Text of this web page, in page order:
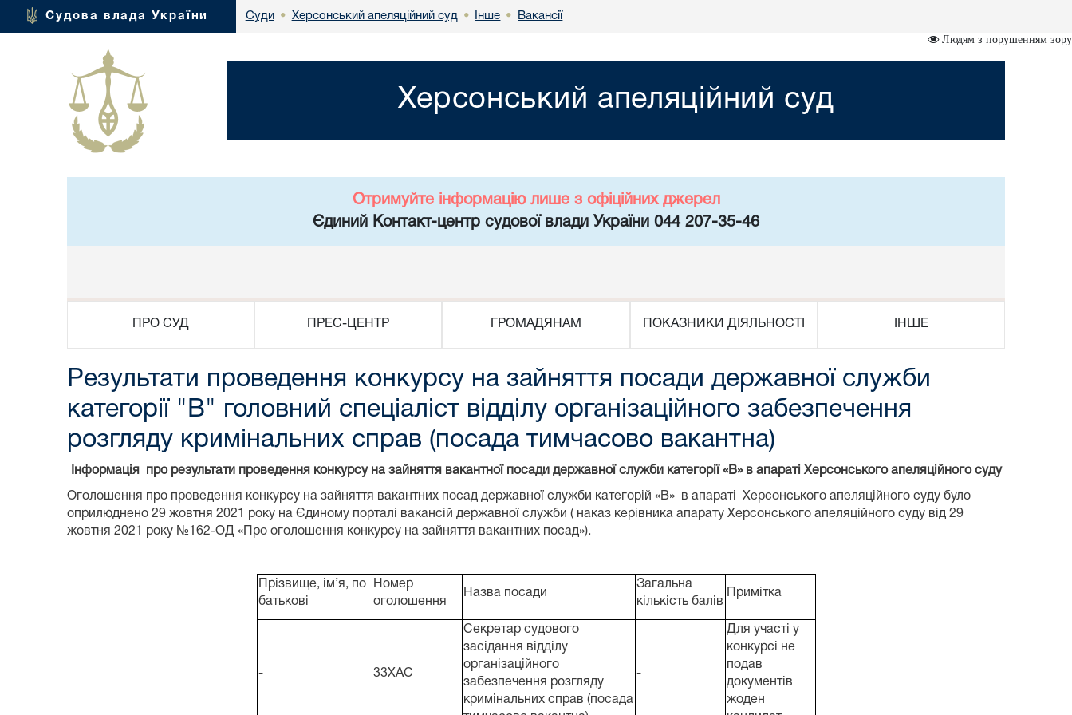
Судова влада України Суди • Херсонський апеляційний суд • Інше • Вакансії
Людям з порушенням зору
Херсонський апеляційний суд
Отримуйте інформацію лише з офіційних джерел
Єдиний Контакт-центр судової влади України 044 207-35-46
ПРО СУД ПРЕС-ЦЕНТР ГРОМАДЯНАМ ПОКАЗНИКИ ДІЯЛЬНОСТІ ІНШЕ
Результати проведення конкурсу на зайняття посади державної служби
категорії "В" головний спеціаліст відділу організаційного забезпечення
розгляду кримінальних справ (посада тимчасово вакантна)
Інформація про результати проведення конкурсу на зайняття вакантної посади державної служби категорії «В» в апараті Херсонського апеляційного суду
Оголошення про проведення конкурсу на зайняття вакантних посад державної служби категорій «В» в апараті Херсонського апеляційного суду було
оприлюднено 29 жовтня 2021 року на Єдиному порталі вакансій державної служби ( наказ керівника апарату Херсонського апеляційного суду від 29
жовтня 2021 року №162-ОД «Про оголошення конкурсу на зайняття вакантних посад»).
Прізвище, ім’я, по
батькові
Номер
оголошення
Назва посади
Загальна
кількість балів
Примітка
- 33ХАС
Секретар судового
засідання відділу
організаційного
забезпечення розгляду
кримінальних справ (посада
-
Для участі у
конкурсі не
подав
документів
жоден